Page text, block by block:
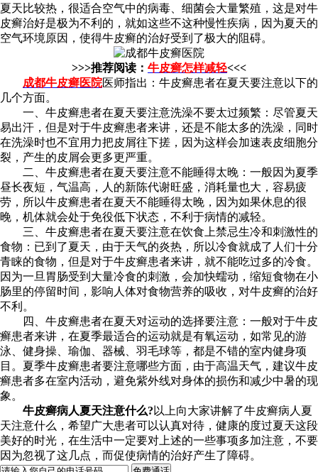
夏天比较热，很适合空气中的病毒、细菌会大量繁殖，这是对牛
皮癣治好是极为不利的，就如这些不这种慢性疾病，因为夏天的
空气环境原因，使得牛皮癣的治好受到了极大的阻碍。
>>>推荐阅读： 牛皮癣怎样减轻<<<
成都牛皮癣医院医师指出：牛皮癣患者在夏天要注意以下的
几个方面。
一、牛皮癣患者在夏天要注意洗澡不要太过频繁：尽管夏天
易出汗，但是对于牛皮癣患者来讲，还是不能太多的洗澡，同时
在洗澡时也不宜用力把皮屑往下搓，因为这样会加速表皮细胞分
裂，产生的皮屑会更多更严重。
二、牛皮癣患者在夏天要注意不能睡得太晚：一般因为夏季
昼长夜短，气温高，人的新陈代谢旺盛，消耗量也大，容易疲
劳，所以牛皮癣患者在夏天不能睡得太晚，因为如果休息的很
晚，机体就会处于免役低下状态，不利于病情的减轻。
三、牛皮癣患者在夏天要注意在饮食上禁忌生冷和刺激性的
食物：已到了夏天，由于天气的炎热，所以冷食就成了人们十分
青睐的食物，但是对于牛皮癣患者来讲，就不能吃过多的冷食。
因为一旦胃肠受到大量冷食的刺激，会加快蠕动，缩短食物在小
肠里的停留时间，影响人体对食物营养的吸收，对牛皮癣的治好
不利。
四、牛皮癣患者在夏天对运动的选择要注意：一般对于牛皮
癣患者来讲，在夏季最适合的运动就是有氧运动，如常见的游
泳、健身操、瑜伽、器械、羽毛球等，都是不错的室内健身项
目。夏季牛皮癣患者要注意哪些方面，由于高温天气，建议牛皮
癣患者多在室内活动，避免紫外线对身体的损伤和减少中暑的现
象。
牛皮癣病人夏天注意什么? 以上向大家讲解了牛皮癣病人夏
天注意什么，希望广大患者可以认真对待，健康的度过夏天这段
美好的时光，在生活中一定要对上述的一些事项多加注意，不要
因为忽视了这几点，而促使病情的治好产生了障碍。